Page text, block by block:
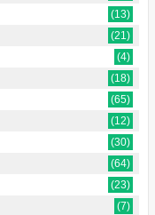
(13)
(21)
(4)
(18)
(65)
(12)
(30)
(64)
(23)
(7)